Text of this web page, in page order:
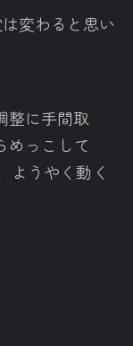
変わると思い
整に手間取
めっこして
ようやく動く